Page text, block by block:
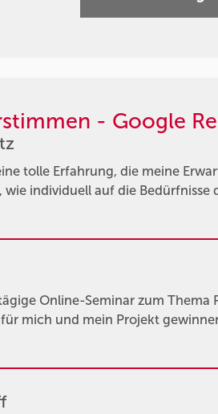
- Google
tolle Erfahrung, die meine
wie individuell auf die
Online-Seminar zum
mich und mein Projekt